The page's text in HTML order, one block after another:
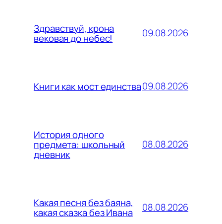
Здравствуй, крона
вековая до небес! 09.08.2026
Книги как мост единства09.08.2026
История одного
предмета: школьный
дневник
08.08.2026
Какая песня без баяна,
какая сказка без Ивана 08.08.2026